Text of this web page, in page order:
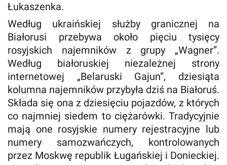
Łukaszenka.
Według ukraińskiej służby granicznej na
Białorusi przebywa około pięciu tysięcy
rosyjskich najemników z grupy „Wagner”.
Według białoruskiej niezależnej strony
internetowej „Belaruski Gajun”, dziesiąta
kolumna najemników przybyła dziś na Białoruś.
Składa się ona z dziesięciu pojazdów, z których
co najmniej siedem to ciężarówki. Tradycyjnie
mają one rosyjskie numery rejestracyjne lub
numery samozwańczych, kontrolowanych
przez Moskwę republik Ługańskiej i Donieckiej.